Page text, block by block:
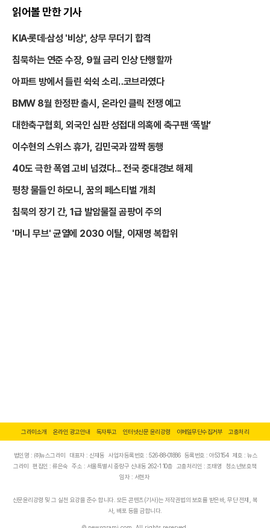
읽어볼 만한 기사
KIA·롯데·삼성 '비상', 상무 무더기 합격
침묵하는 연준 수장, 9월 금리 인상 단행할까
아파트 방에서 들린 쉭쉭 소리‥코브라였다
BMW 8월 한정판 출시, 온라인 클릭 전쟁 예고
대한축구협회, 외국인 심판 성접대 의혹에 축구팬 ‘폭발’
이수현의 스위스 휴가, 김민국과 깜짝 동행
40도 극한 폭염 고비 넘겼다... 전국 중대경보 해제
평창 물들인 하모니, 꿈의 페스티벌 개최
침묵의 장기 간, 1급 발암물질 곰팡이 주의
'머니 무브' 균열에 2030 이탈, 이재명 복합위
그라미소개 온라인 광고안내 독자투고 인터넷신문 윤리강령 이메일무단수집거부 고충처리
법인명 : ㈜뉴스그라미 대표자 : 신재동 사업자등록번호 : 526-88-01886 등록번호 : 아53154 제호 : 뉴스
그라미
편집인 : 류은숙 주소 : 서울특별시 중랑구 신내동 262-1 10층 고충처리인 : 조태영
청소년보호책
임자 : 서현자
신문윤리강령 및 그 실천 요강을 준수 합니다. 모든 콘텐츠(기사)는 저작권법의 보호를 받은바, 무단 전재, 복
사, 배포 등을 금합니다.